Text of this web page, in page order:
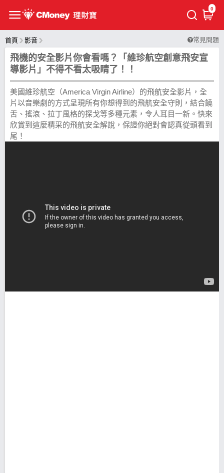
0
首頁 影音 常見問題
飛機的安全影片你會看嗎？「維珍航空創意飛安宣
導影片」不得不看太吸睛了！！
美國維珍航空（America Virgin Airline）的飛航安全影片，全
片以音樂劇的方式呈現所有你想得到的飛航安全守則，結合饒
舌、搖滾、拉丁風格的探戈等多種元素，令人耳目一新。快來
欣賞到這麼精采的飛航安全解說，保證你絕對會認真從頭看到
尾！